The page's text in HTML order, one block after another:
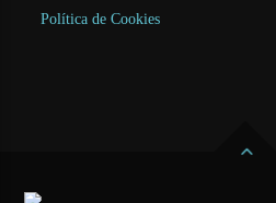
Política de Cookies